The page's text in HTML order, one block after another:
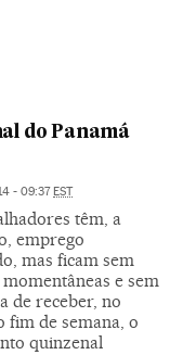
do Panamá
- 09:37 EST
têm, a
emprego
mas ficam sem
e sem
de receber, no
fim de semana, o
quinzenal